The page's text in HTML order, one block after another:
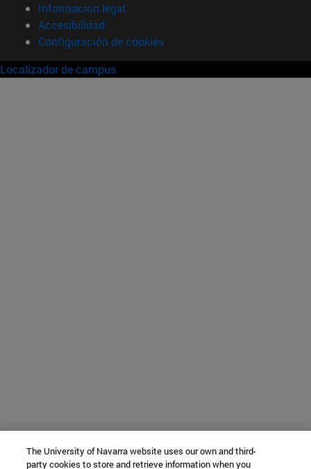
Información legal
Accesibilidad
Configuración de cookies
Localizador de campus
The University of Navarra website uses our own and third-
party cookies to store and retrieve information when you